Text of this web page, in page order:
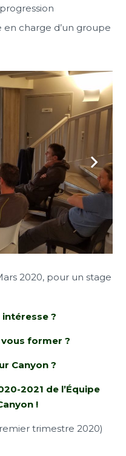
charge d’un groupe
2020, pour un stage
intéresse ?
former ?
Canyon ?
2021 de l’Équipe
!
trimestre 2020)